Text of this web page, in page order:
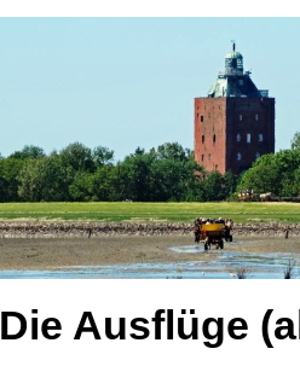
Die Ausflüge